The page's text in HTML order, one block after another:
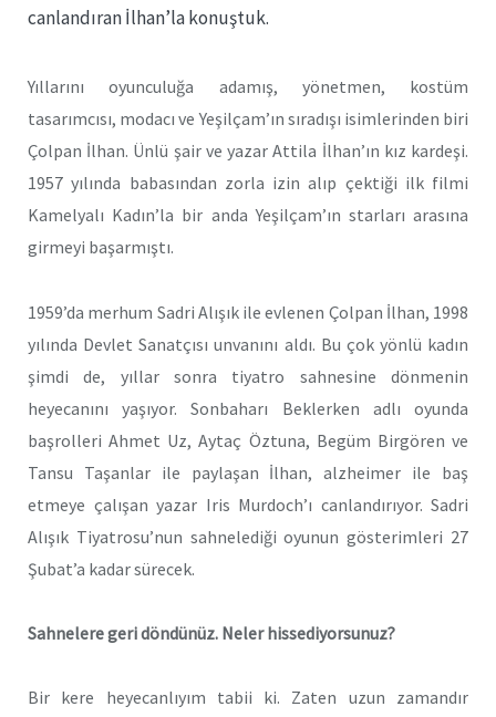
canlandıran İlhan’la konuştuk.
Yıllarını oyunculuğa adamış, yönetmen, kostüm
tasarımcısı, modacı ve Yeşilçam’ın sıradışı isimlerinden biri
Çolpan İlhan. Ünlü şair ve yazar Attila İlhan’ın kız kardeşi.
1957 yılında babasından zorla izin alıp çektiği ilk filmi
Kamelyalı Kadın’la bir anda Yeşilçam’ın starları arasına
girmeyi başarmıştı.
1959’da merhum Sadri Alışık ile evlenen Çolpan İlhan, 1998
yılında Devlet Sanatçısı unvanını aldı. Bu çok yönlü kadın
şimdi de, yıllar sonra tiyatro sahnesine dönmenin
heyecanını yaşıyor. Sonbaharı Beklerken adlı oyunda
başrolleri Ahmet Uz, Aytaç Öztuna, Begüm Birgören ve
Tansu Taşanlar ile paylaşan İlhan, alzheimer ile baş
etmeye çalışan yazar Iris Murdoch’ı canlandırıyor. Sadri
Alışık Tiyatrosu’nun sahnelediği oyunun gösterimleri 27
Şubat’a kadar sürecek.
Sahnelere geri döndünüz. Neler hissediyorsunuz?
Bir kere heyecanlıyım tabii ki. Zaten uzun zamandır